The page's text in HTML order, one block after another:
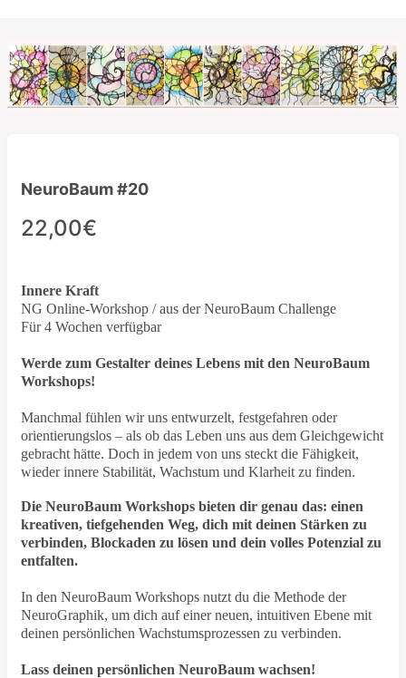
NeuroBaum #20
22,00€
Innere Kraft
NG Online-Workshop / aus der NeuroBaum Challenge
Für 4 Wochen verfügbar
Werde zum Gestalter deines Lebens mit den NeuroBaum
Workshops!
Manchmal fühlen wir uns entwurzelt, festgefahren oder
orientierungslos – als ob das Leben uns aus dem Gleichgewicht
gebracht hätte. Doch in jedem von uns steckt die Fähigkeit,
wieder innere Stabilität, Wachstum und Klarheit zu finden.
Die NeuroBaum Workshops bieten dir genau das: einen
kreativen, tiefgehenden Weg, dich mit deinen Stärken zu
verbinden, Blockaden zu lösen und dein volles Potenzial zu
entfalten.
In den NeuroBaum Workshops nutzt du die Methode der
NeuroGraphik, um dich auf einer neuen, intuitiven Ebene mit
deinen persönlichen Wachstumsprozessen zu verbinden.
Lass deinen persönlichen NeuroBaum wachsen!